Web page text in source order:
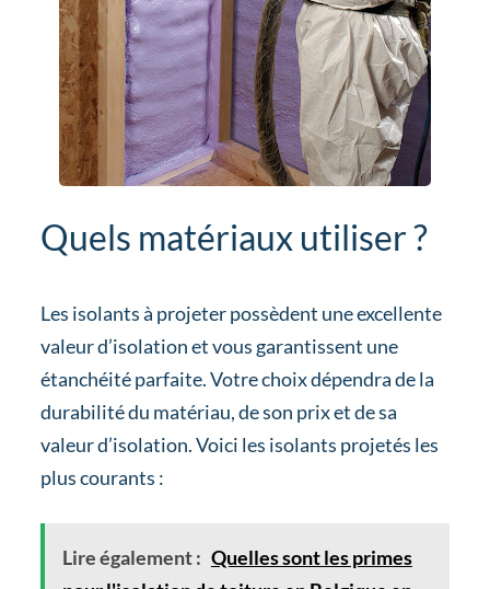
Quels matériaux utiliser ?
Les isolants à projeter possèdent une excellente
valeur d’isolation et vous garantissent une
étanchéité parfaite. Votre choix dépendra de la
durabilité du matériau, de son prix et de sa
valeur d’isolation. Voici les isolants projetés les
plus courants :
Lire également : Quelles sont les primes